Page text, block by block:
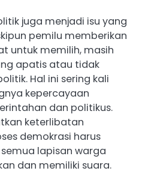
juga menjadi isu yang
pemilu memberikan
untuk memilih, masih
apatis atau tidak
Hal ini sering kali
kepercayaan
dan politikus.
keterlibatan
demokrasi harus
lapisan warga
dan memiliki suara.